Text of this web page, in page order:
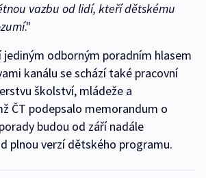
vazbu od lidí, kteří dětskému
."
jediným odborným poradním hlasem
kanálu se schází také pracovní
školství, mládeže a
ČT podepsalo memorandum o
budou od září nadále
plnou verzí dětského programu.